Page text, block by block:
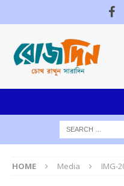
HOME Media IMG-